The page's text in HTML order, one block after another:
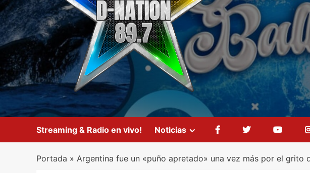
Streaming & Radio en vivo! Noticias
Portada » Argentina fue un «puño apretado» una vez más por el grito